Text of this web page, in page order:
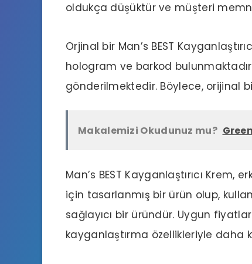
oldukça düşüktür ve müşteri
Orjinal bir Man’s BEST
hologram ve barkod
gönderilmektedir. Böylece, orijinal
Makalemizi Okudunuz mu?
Man’s BEST Kayganlaştırıcı
için tasarlanmış bir ürün olup,
sağlayıcı bir üründür. Uygun
kayganlaştırma özellikleriyle daha